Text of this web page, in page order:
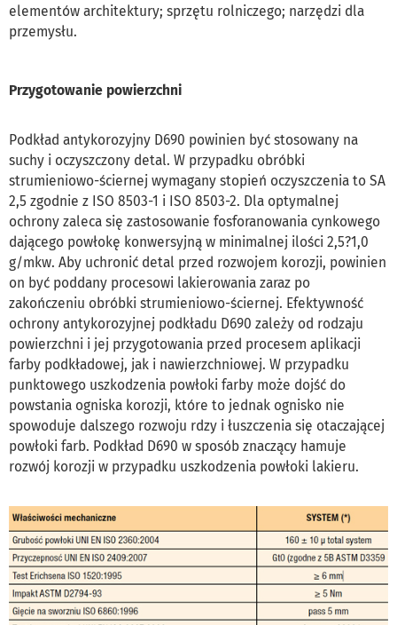
elementów architektury; sprzętu rolniczego; narzędzi dla
przemysłu.
Przygotowanie powierzchni
Podkład antykorozyjny D690 powinien być stosowany na
suchy i oczyszczony detal. W przypadku obróbki
strumieniowo-ściernej wymagany stopień oczyszczenia to SA
2,5 zgodnie z ISO 8503-1 i ISO 8503-2. Dla optymalnej
ochrony zaleca się zastosowanie fosforanowania cynkowego
dającego powłokę konwersyjną w minimalnej ilości 2,5?1,0
g/mkw. Aby uchronić detal przed rozwojem korozji, powinien
on być poddany procesowi lakierowania zaraz po
zakończeniu obróbki strumieniowo-ściernej. Efektywność
ochrony antykorozyjnej podkładu D690 zależy od rodzaju
powierzchni i jej przygotowania przed procesem aplikacji
farby podkładowej, jak i nawierzchniowej. W przypadku
punktowego uszkodzenia powłoki farby może dojść do
powstania ogniska korozji, które to jednak ognisko nie
spowoduje dalszego rozwoju rdzy i łuszczenia się otaczającej
powłoki farb. Podkład D690 w sposób znaczący hamuje
rozwój korozji w przypadku uszkodzenia powłoki lakieru.